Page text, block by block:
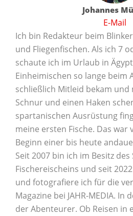
Johannes
E-Mail
Ich bin Redakteur beim
und Fliegenfischen. Als ich 7
schaute ich im Urlaub in
Einheimischen so lange beim
schließlich Mitleid bekam
Schnur und einen Haken
spartanischen Ausrüstung
meine ersten Fische. Das war
Beginn einer bis heute
Seit 2007 bin ich im Besitz
Fischereischeins und seit
und fotografiere ich für die
Magazine bei JAHR-MEDIA. In
der Abenteurer. Ob Reisen in